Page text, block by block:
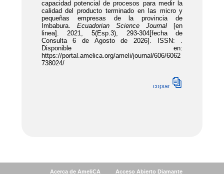
Acerca de AmeliCA Acceso Abierto Diamante